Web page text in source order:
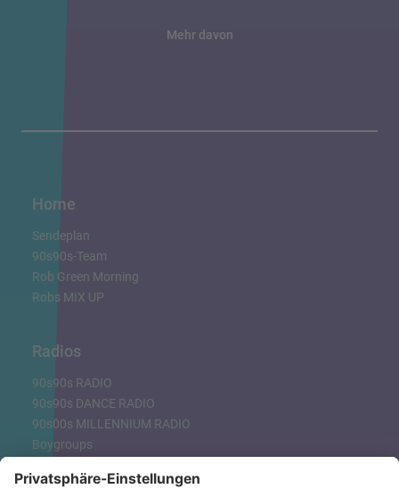
Mehr davon
Home
Sendeplan
90s90s-Team
Rob Green Morning
Robs MIX UP
Radios
90s90s RADIO
90s90s DANCE RADIO
90s00s MILLENNIUM RADIO
Boygroups
Clubhits